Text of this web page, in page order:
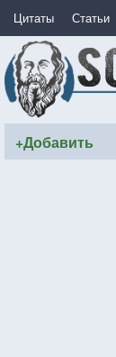
Цитаты Статьи
+Добавить